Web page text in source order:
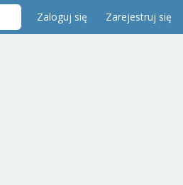
Zaloguj się Zarejestruj się